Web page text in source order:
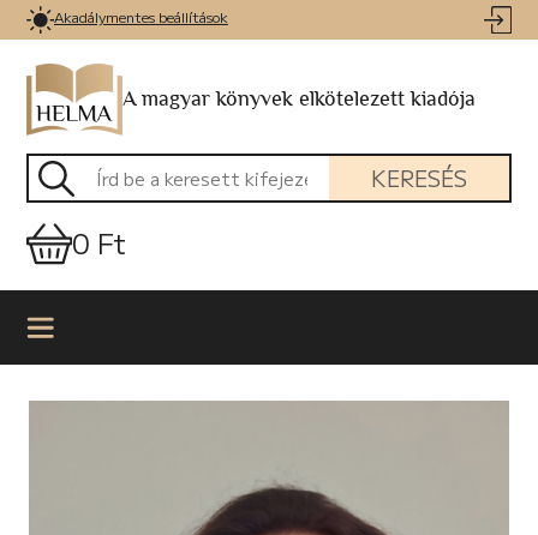
Akadálymentes beállítások
A magyar könyvek elkötelezett kiadója
KERESÉS
0 Ft